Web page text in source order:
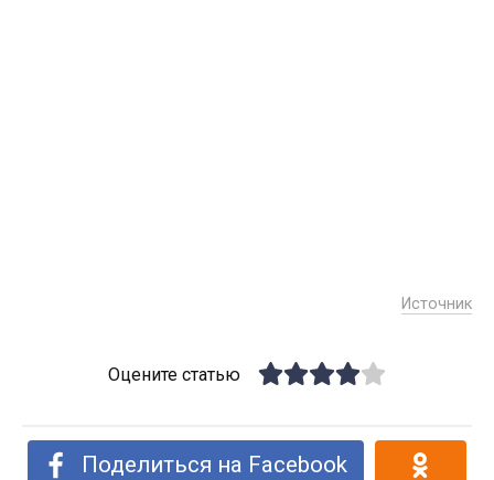
Источник
Оцените статью
Поделиться на Facebook